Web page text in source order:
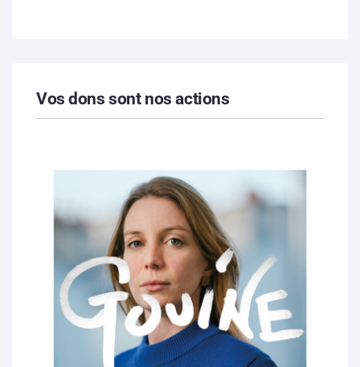
Vos dons sont nos actions